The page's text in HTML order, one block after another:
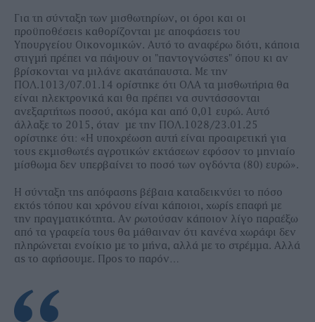
Για τη σύνταξη των µισθωτηρίων, οι όροι και οι
προϋποθέσεις καθορίζονται µε αποφάσεις του
Υπουργείου Οικονοµικών. Αυτό το αναφέρω διότι, κάποια
στιγµή πρέπει να πάψουν οι "παντογνώστες" όπου κι αν
βρίσκονται να μιλάνε ακατάπαυστα. Με την
ΠΟΛ.1013/07.01.14 ορίστηκε ότι ΟΛΑ τα µισθωτήρια θα
είναι ηλεκτρονικά και θα πρέπει να συντάσσονται
ανεξαρτήτως ποσού, ακόµα και από 0,01 ευρώ. Αυτό
άλλαξε το 2015, όταν µε την ΠΟΛ.1028/23.01.25
ορίστηκε ότι: «Η υποχρέωση αυτή είναι προαιρετική για
τους εκµισθωτές αγροτικών εκτάσεων εφόσον το µηνιαίο
µίσθωµα δεν υπερβαίνει το ποσό των ογδόντα (80) ευρώ».
Η σύνταξη της απόφασης βέβαια καταδεικνύει το πόσο
εκτός τόπου και χρόνου είναι κάποιοι, χωρίς επαφή µε
την πραγµατικότητα. Αν ρωτούσαν κάποιον λίγο παραέξω
από τα γραφεία τους θα µάθαιναν ότι κανένα χωράφι δεν
πληρώνεται ενοίκιο µε το µήνα, αλλά µε το στρέµµα. Αλλά
ας το αφήσουµε. Προς το παρόν…